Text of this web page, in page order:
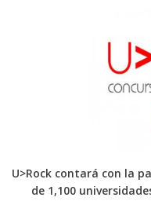
U>Rock contará con la
de 1,100